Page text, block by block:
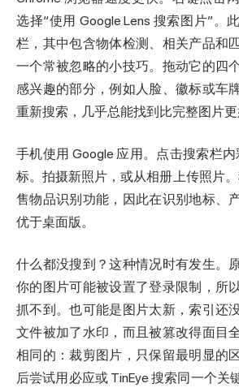
选择“使用 Google Lens 搜索图片”。
栏，其中包含物体检测、相关产品和
一个常被忽略的小技巧。拖动它的四
感兴趣的部分，例如人脸、徽标或车
重新搜索，几乎总能找到比完整图片更
手机使用 Google 应用。点击搜索栏
标。拍摄新照片，或从相册上传照片
售物品识别功能，因此在识别地标、
优于桌面版。
什么都没搜到？这种情况时有发生。
你的图片可能被设置了登录限制，所
抓不到。也可能是图片太新，索引还
文件被加了水印，而且被篡改得面目
相同的：裁剪图片，只保留最明显的
后尝试用必应或 TinEye 搜索同一个关